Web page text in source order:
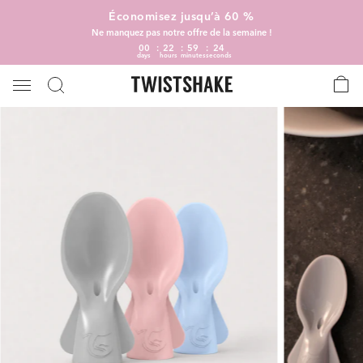
Économisez jusqu’à 60 %
Ne manquez pas notre offre de la semaine !
00
days
22
hours
59
minutes
24
seconds